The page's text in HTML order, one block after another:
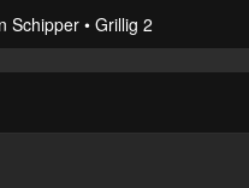
Schipper Grillig 2